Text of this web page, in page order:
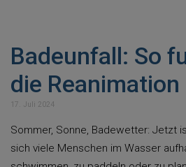
Badeunfall: So
die Reanimation
17. Juli 2024
Sommer, Sonne, Badewetter: Jetzt
sich viele Menschen im Wasser